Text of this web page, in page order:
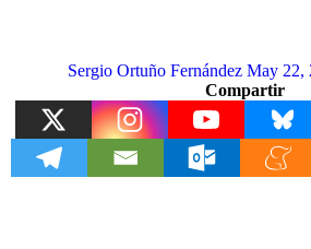
Sergio Ortuño Fernández May 22,
Compartir